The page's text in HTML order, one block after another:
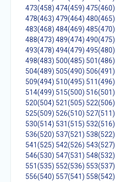
473(458) 474(459) 475(460)
478(463) 479(464) 480(465)
483(468) 484(469) 485(470)
488(473) 489(474) 490(475)
493(478) 494(479) 495(480)
498(483) 500(485) 501(486)
504(489) 505(490) 506(491)
509(494) 510(495) 511(496)
514(499) 515(500) 516(501)
520(504) 521(505) 522(506)
525(509) 526(510) 527(511)
530(514) 531(515) 532(516)
536(520) 537(521) 538(522)
541(525) 542(526) 543(527)
546(530) 547(531) 548(532)
551(535) 552(536) 553(537)
556(540) 557(541) 558(542)